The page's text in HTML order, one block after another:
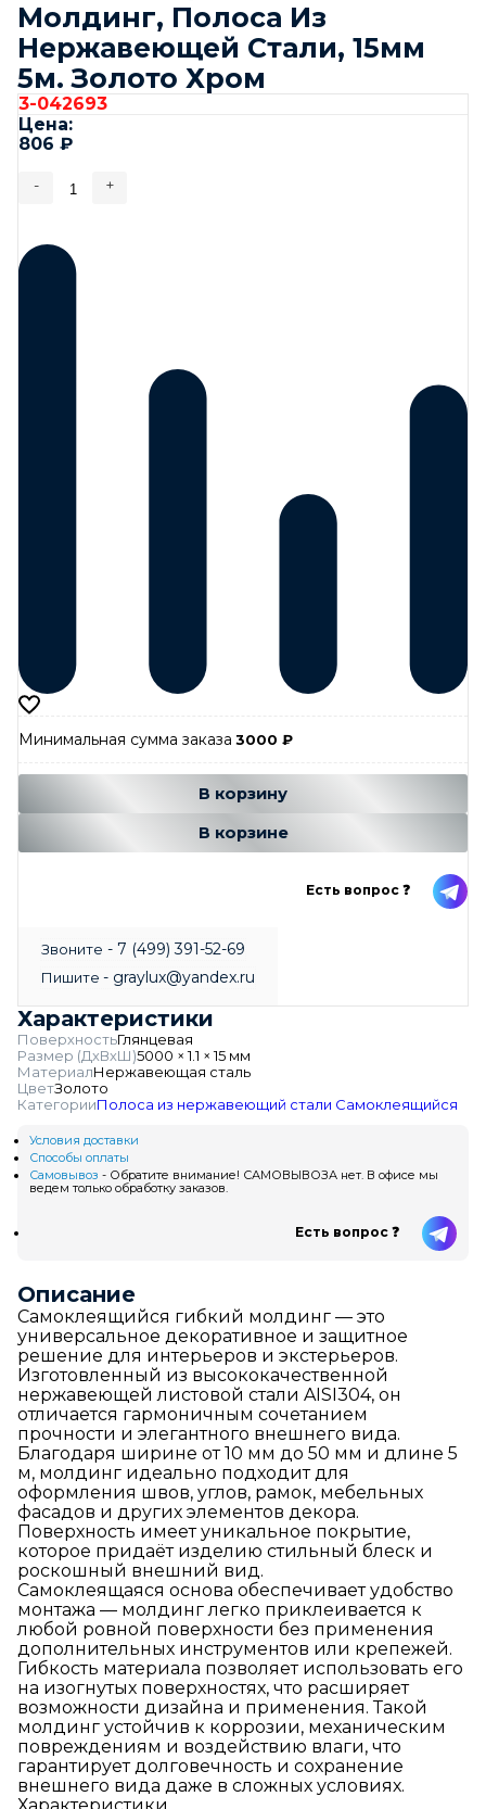
Молдинг, Полоса Из
Нержавеющей Стали, 15мм
5м. Золото Хром
3-042693
Цена:
806 ₽
- +
Минимальная сумма заказа 3000 ₽
В корзину
В корзине
Есть вопрос ❓
Звоните - 7 (499) 391-52-69
Пишите - graylux@yandex.ru
Характеристики
ПоверхностьГлянцевая
Размер (ДхВхШ)5000 × 1.1 × 15 мм
МатериалНержавеющая сталь
ЦветЗолото
КатегорииПолоса из нержавеющий стали Самоклеящийся
Условия доставки
Способы оплаты
Самовывоз - Обратите внимание! САМОВЫВОЗА нет. В офисе мы
ведем только обработку заказов.
Есть вопрос ❓
Описание
Самоклеящийся гибкий молдинг — это
универсальное декоративное и защитное
решение для интерьеров и экстерьеров.
Изготовленный из высококачественной
нержавеющей листовой стали AISI304, он
отличается гармоничным сочетанием
прочности и элегантного внешнего вида.
Благодаря ширине от 10 мм до 50 мм и длине 5
м, молдинг идеально подходит для
оформления швов, углов, рамок, мебельных
фасадов и других элементов декора.
Поверхность имеет уникальное покрытие,
которое придаёт изделию стильный блеск и
роскошный внешний вид.
Самоклеящаяся основа обеспечивает удобство
монтажа — молдинг легко приклеивается к
любой ровной поверхности без применения
дополнительных инструментов или крепежей.
Гибкость материала позволяет использовать его
на изогнутых поверхностях, что расширяет
возможности дизайна и применения. Такой
молдинг устойчив к коррозии, механическим
повреждениям и воздействию влаги, что
гарантирует долговечность и сохранение
внешнего вида даже в сложных условиях.